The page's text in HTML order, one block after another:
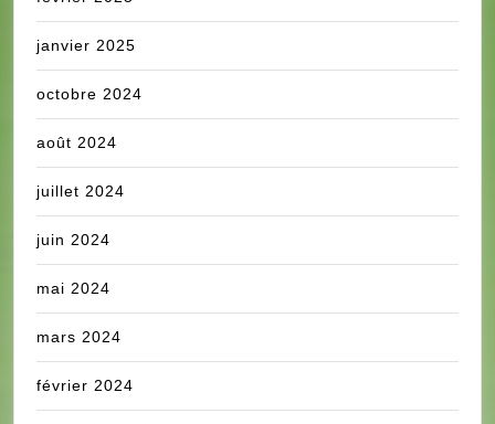
janvier 2025
octobre 2024
août 2024
juillet 2024
juin 2024
mai 2024
mars 2024
février 2024